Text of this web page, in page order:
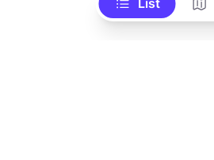
List